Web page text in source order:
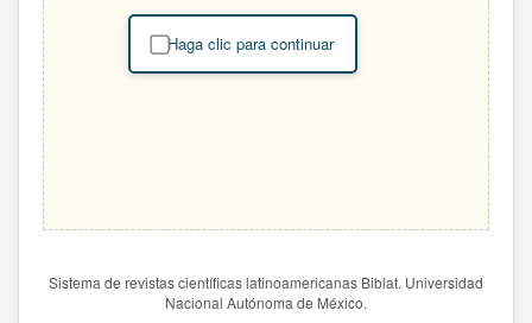
Haga clic para continuar
Sistema de revistas científicas latinoamericanas Biblat. Universidad
Nacional Autónoma de México.